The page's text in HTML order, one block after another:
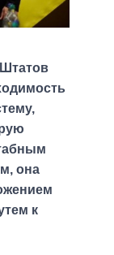
она
к